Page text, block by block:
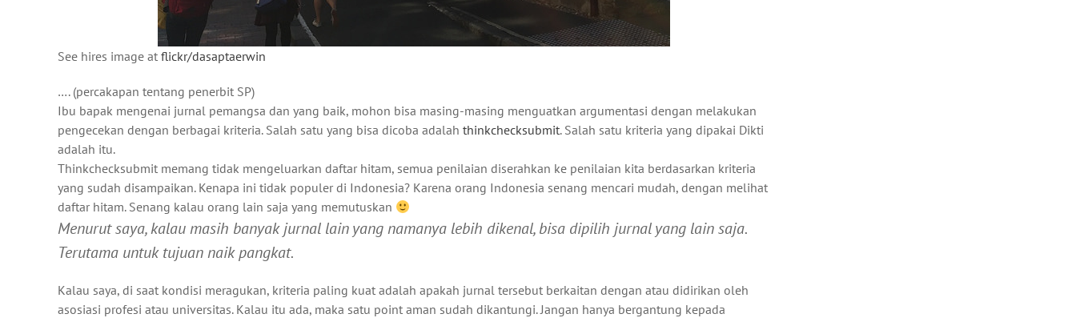
See hires image at flickr/dasaptaerwin
…. (percakapan tentang penerbit SP)
Ibu bapak mengenai jurnal pemangsa dan yang baik, mohon bisa masing-masing menguatkan argumentasi dengan melakukan
pengecekan dengan berbagai kriteria. Salah satu yang bisa dicoba adalah thinkchecksubmit. Salah satu kriteria yang dipakai Dikti
adalah itu.
Thinkchecksubmit memang tidak mengeluarkan daftar hitam, semua penilaian diserahkan ke penilaian kita berdasarkan kriteria
yang sudah disampaikan. Kenapa ini tidak populer di Indonesia? Karena orang Indonesia senang mencari mudah, dengan melihat
daftar hitam. Senang kalau orang lain saja yang memutuskan
Menurut saya, kalau masih banyak jurnal lain yang namanya lebih dikenal, bisa dipilih jurnal yang lain saja.
Terutama untuk tujuan naik pangkat.
Kalau saya, di saat kondisi meragukan, kriteria paling kuat adalah apakah jurnal tersebut berkaitan dengan atau didirikan oleh
asosiasi profesi atau universitas. Kalau itu ada, maka satu point aman sudah dikantungi. Jangan hanya bergantung kepada